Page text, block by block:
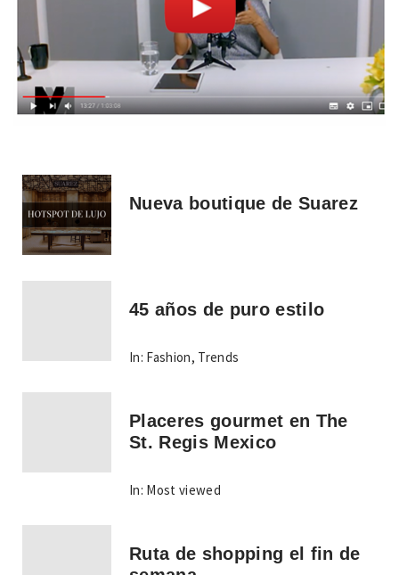
Nueva boutique de Suarez
45 años de puro estilo
In: Fashion, Trends
Placeres gourmet en The
St. Regis Mexico
In: Most viewed
Ruta de shopping el fin de